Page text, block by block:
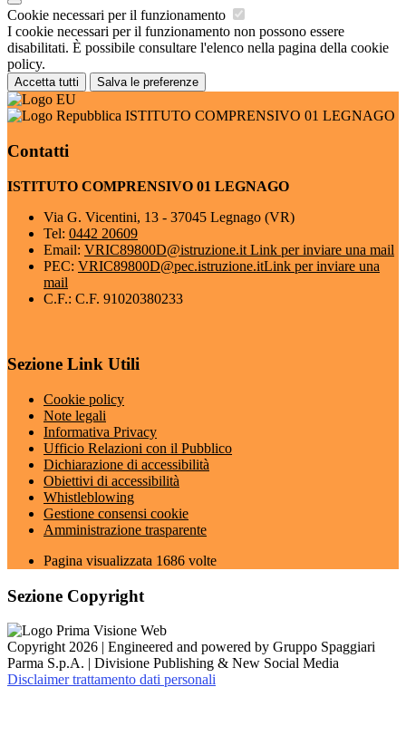
Cookie necessari per il funzionamento
I cookie necessari per il funzionamento non possono essere
disabilitati. È possibile consultare l'elenco nella pagina della cookie
policy.
Accetta tutti Salva le preferenze
ISTITUTO COMPRENSIVO 01 LEGNAGO
Contatti
ISTITUTO COMPRENSIVO 01 LEGNAGO
Via G. Vicentini, 13 - 37045 Legnago (VR)
Tel: 0442 20609
Email: VRIC89800D@istruzione.it Link per inviare una mail
PEC: VRIC89800D@pec.istruzione.itLink per inviare una
mail
C.F.: C.F. 91020380233
Sezione Link Utili
Cookie policy
Note legali
Informativa Privacy
Ufficio Relazioni con il Pubblico
Dichiarazione di accessibilità
Obiettivi di accessibilità
Whistleblowing
Gestione consensi cookie
Amministrazione trasparente
Pagina visualizzata 1686 volte
Sezione Copyright
Copyright 2026 | Engineered and powered by Gruppo Spaggiari
Parma S.p.A. | Divisione Publishing & New Social Media
Disclaimer trattamento dati personali